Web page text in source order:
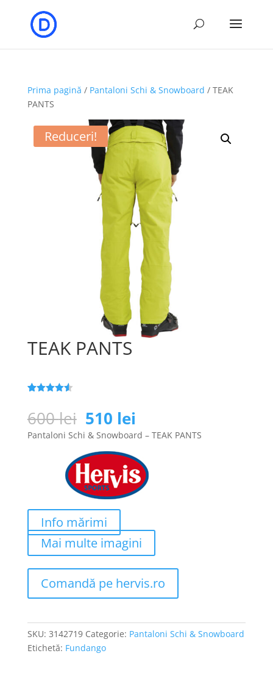
Prima pagină / Pantaloni Schi & Snowboard / TEAK
PANTS
Reduceri!
TEAK PANTS
pe baza a
de evaluări
de la
600lei Prețul
inițial
a
fost:
600 lei.
510 lei
curent
este:
510 lei.
Pantaloni Schi & Snowboard – TEAK PANTS
Info mărimi
Mai multe imagini
Comandă pe hervis.ro
SKU: 3142719 Categorie: Pantaloni Schi & Snowboard
Etichetă: Fundango